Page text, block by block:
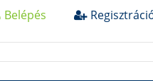
Belépés